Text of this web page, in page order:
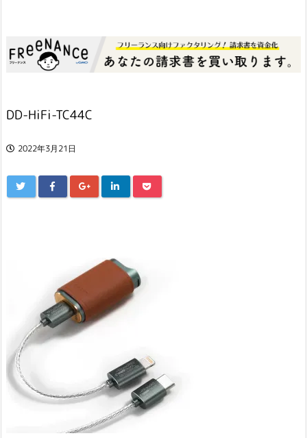
DD-HiFi-TC44C
2022年3月21日